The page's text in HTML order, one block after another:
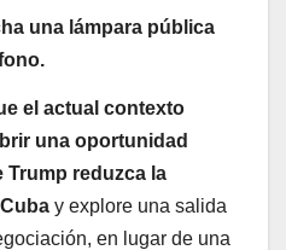
el actual contexto
una oportunidad
Trump reduzca la
y explore una salida
en lugar de una